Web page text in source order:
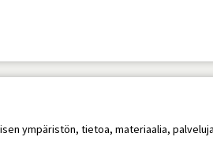
ympäristön, tietoa, materiaalia,